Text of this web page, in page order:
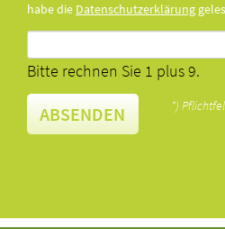
habe die Datenschutzerklärung
Bitte rechnen Sie 1 plus 9.
ABSENDEN *)